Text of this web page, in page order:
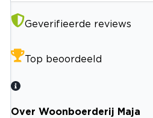
Geverifieerde reviews
Top beoordeeld
Over Woonboerderij Maja